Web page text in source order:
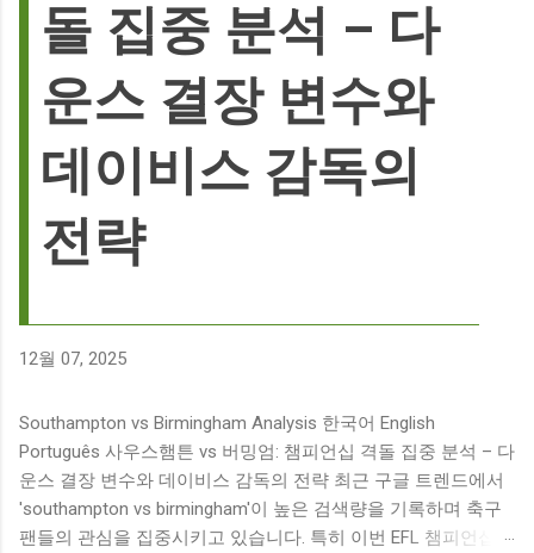
돌 집중 분석 – 다
운스 결장 변수와
데이비스 감독의
전략
12월 07, 2025
Southampton vs Birmingham Analysis 한국어 English
Português 사우스햄튼 vs 버밍엄: 챔피언십 격돌 집중 분석 – 다
운스 결장 변수와 데이비스 감독의 전략 최근 구글 트렌드에서
'southampton vs birmingham'이 높은 검색량을 기록하며 축구
팬들의 관심을 집중시키고 있습니다. 특히 이번 EFL 챔피언십